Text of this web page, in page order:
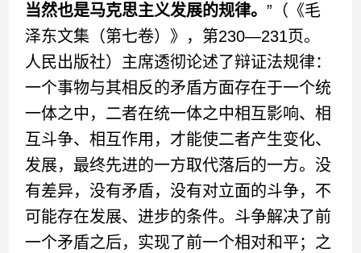
当然也是马克思主义发展的规律。”（《毛
泽东文集（第七卷）》，第230—231页。
人民出版社）主席透彻论述了辩证法规律：
一个事物与其相反的矛盾方面存在于一个统
一体之中，二者在统一体之中相互影响、相
互斗争、相互作用，才能使二者产生变化、
发展，最终先进的一方取代落后的一方。没
有差异，没有矛盾，没有对立面的斗争，不
可能存在发展、进步的条件。斗争解决了前
一个矛盾之后，实现了前一个相对和平；之